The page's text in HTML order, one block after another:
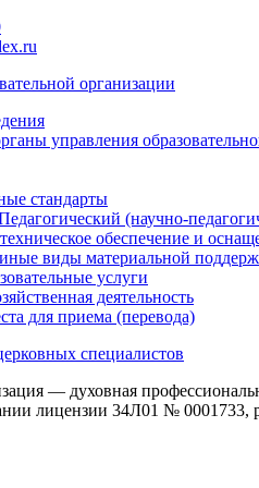
организации
управления
стандарты
(научно-
обеспечение и
виды материальной
услуги
деятельность
для приема (перевода)
специалистов
— духовная
лицензии 34Л01 № 0001733,